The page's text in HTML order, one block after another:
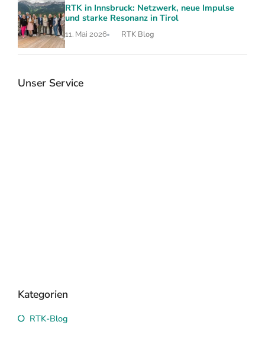
RTK in Innsbruck: Netzwerk, neue Impulse
und starke Resonanz in Tirol
11. Mai 2026 RTK Blog
Unser Service
Kategorien
RTK-Blog